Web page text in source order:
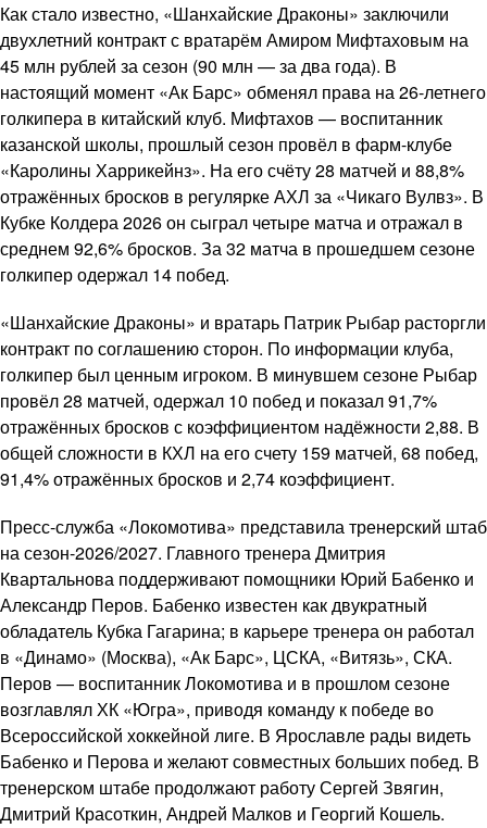
Как стало известно, «Шанхайские Драконы» заключили
двухлетний контракт с вратарём Амиром Мифтаховым на
45 млн рублей за сезон (90 млн — за два года). В
настоящий момент «Ак Барс» обменял права на 26-летнего
голкипера в китайский клуб. Мифтахов — воспитанник
казанской школы, прошлый сезон провёл в фарм-клубе
«Каролины Харрикейнз». На его счёту 28 матчей и 88,8%
отражённых бросков в регулярке АХЛ за «Чикаго Вулвз». В
Кубке Колдера 2026 он сыграл четыре матча и отражал в
среднем 92,6% бросков. За 32 матча в прошедшем сезоне
голкипер одержал 14 побед.
«Шанхайские Драконы» и вратарь Патрик Рыбар расторгли
контракт по соглашению сторон. По информации клуба,
голкипер был ценным игроком. В минувшем сезоне Рыбар
провёл 28 матчей, одержал 10 побед и показал 91,7%
отражённых бросков с коэффициентом надёжности 2,88. В
общей сложности в КХЛ на его счету 159 матчей, 68 побед,
91,4% отражённых бросков и 2,74 коэффициент.
Пресс-служба «Локомотива» представила тренерский штаб
на сезон-2026/2027. Главного тренера Дмитрия
Квартальнова поддерживают помощники Юрий Бабенко и
Александр Перов. Бабенко известен как двукратный
обладатель Кубка Гагарина; в карьере тренера он работал
в «Динамо» (Москва), «Ак Барс», ЦСКА, «Витязь», СКА.
Перов — воспитанник Локомотива и в прошлом сезоне
возглавлял ХК «Югра», приводя команду к победе во
Всероссийской хоккейной лиге. В Ярославле рады видеть
Бабенко и Перова и желают совместных больших побед. В
тренерском штабе продолжают работу Сергей Звягин,
Дмитрий Красоткин, Андрей Малков и Георгий Кошель.